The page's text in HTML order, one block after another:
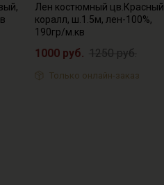
Лен костюмный цв.Красный
коралл, ш.1.5м, лен-100%,
190гр/м.кв
1000 руб. 1250 руб.
Только онлайн-заказ